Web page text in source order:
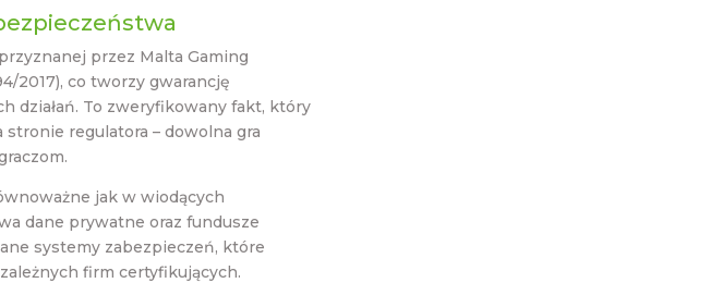
przez Malta Gaming
2017), co tworzy gwarancję
działań. To zweryfikowany fakt, który
regulatora – dowolna gra
jak w wiodących
dane prywatne oraz fundusze
systemy zabezpieczeń, które
firm certyfikujących.